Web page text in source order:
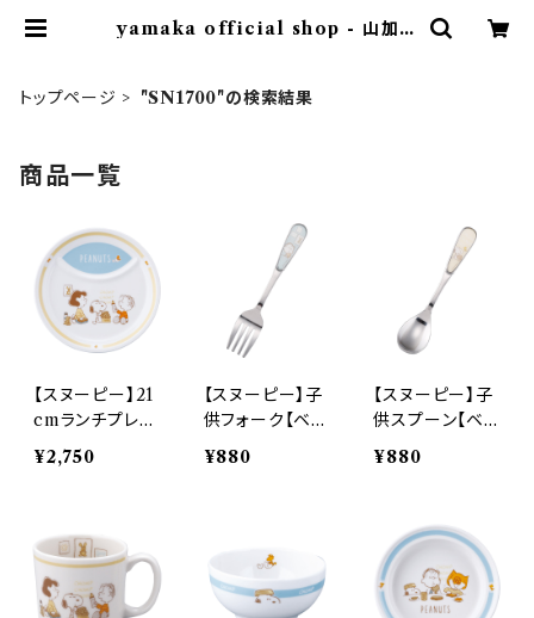
yamaka official shop - 山加商
トップページ "SN1700"の検索結果
商品一覧
【スヌーピー】21
cmランチプレー
ト【ベビー】 SN1
700-38
¥2,750
【スヌーピー】子
供フォーク【ベビ
ー】 SN1702-85
1
¥880
【スヌーピー】子
供スプーン【ベビ
ー】 SN1701-85
0
¥880